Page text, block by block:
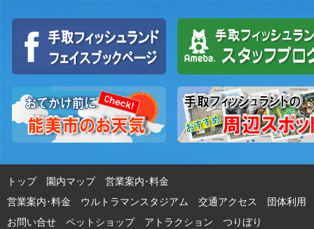
トップ 園内マップ
営業案内･料金
営業案内･料金 ウルトラマンスタジアム
交通アクセス
団体利用
お問い合せ
ペットショップ アトラクション
つりぼり